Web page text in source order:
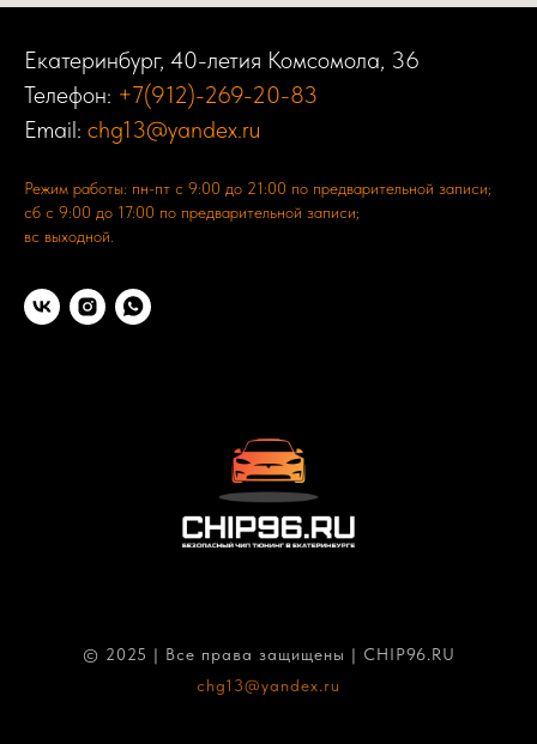
Екатеринбург, 40-летия Комсомола, 36
Телефон: +7(912)-269-20-83
Email: chg13@yandex.ru
Режим работы: пн-пт с 9:00 до 21:00 по предварительной записи;
сб с 9:00 до 17:00 по предварительной записи;
вс выходной.
© 2025 | Все права защищены | CHIP96.RU
chg13@yandex.ru